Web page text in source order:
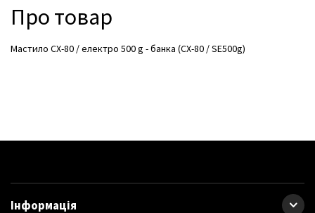
Про товар
Мастило CX-80 / електро 500 g - банка (CX-80 / SE500g)
Інформація